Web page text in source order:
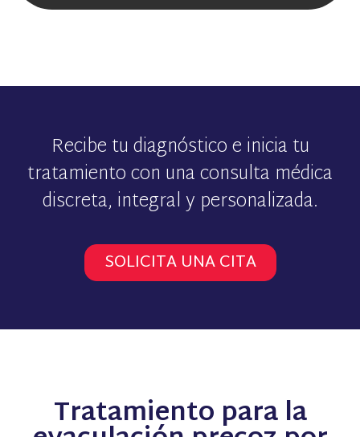
Recibe tu diagnóstico e inicia tu
tratamiento con una consulta médica
discreta, integral y personalizada.
SOLICITA UNA CITA
Tratamiento para la